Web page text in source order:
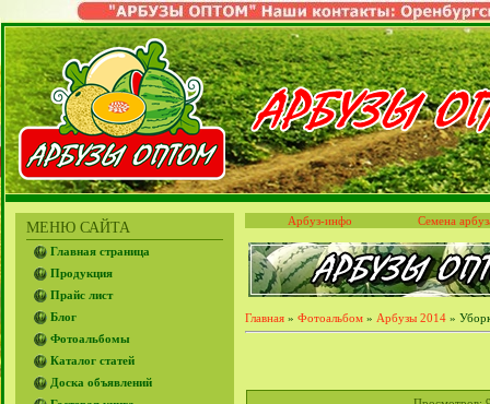
МЕНЮ САЙТА
Главная страница
Продукция
Прайс лист
Блог
Фотоальбомы
Каталог статей
Доска объявлений
Арбуз-инфо Семена
Главная » Фотоальбом » Арбузы 2014 »